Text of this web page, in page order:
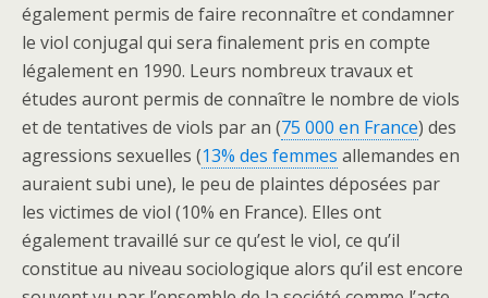
également permis de faire reconnaître et condamner
le viol conjugal qui sera finalement pris en compte
légalement en 1990. Leurs nombreux travaux et
études auront permis de connaître le nombre de viols
et de tentatives de viols par an (75 000 en France) des
agressions sexuelles (13% des femmes allemandes en
auraient subi une), le peu de plaintes déposées par
les victimes de viol (10% en France). Elles ont
également travaillé sur ce qu’est le viol, ce qu’il
constitue au niveau sociologique alors qu’il est encore